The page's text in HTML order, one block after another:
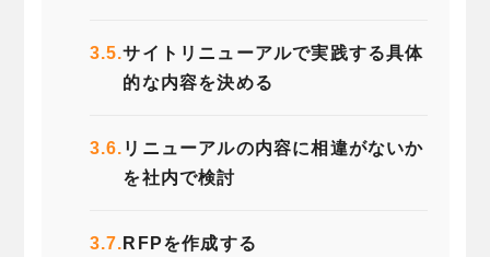
3.5.サイトリニューアルで実践する具体
的な内容を決める
3.6. リニューアルの内容に相違がないか
を社内で検討
3.7. RFPを作成する